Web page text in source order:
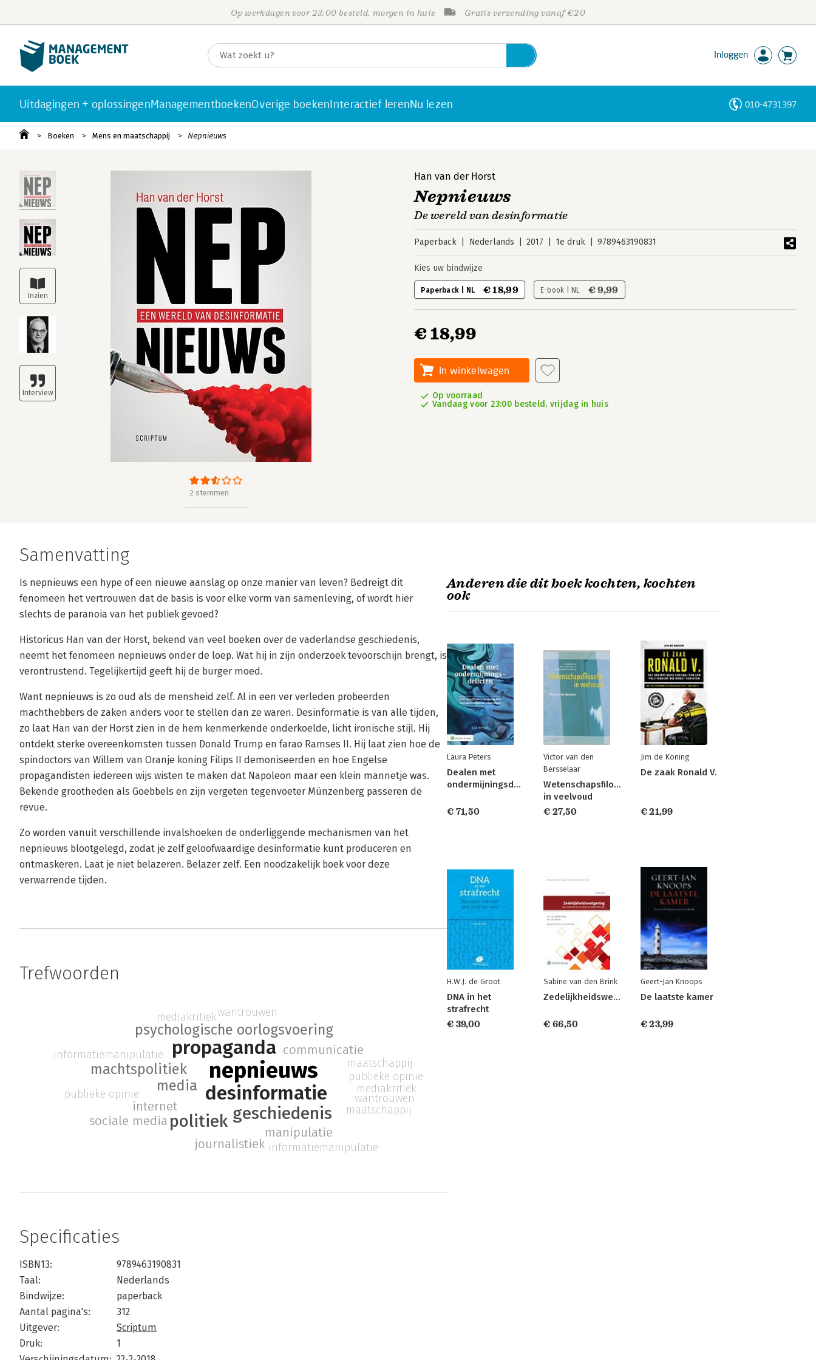
Op werkdagen voor 23:00 besteld, morgen in huis Gratis verzending vanaf €20
Inloggen
Uitdagingen + oplossingenManagementboekenOverige boekenInteractief lerenNu lezen 010-4731397
Boeken Mens en maatschappij Nepnieuws
2 stemmen
Han van der Horst
Nepnieuws
De wereld van desinformatie
Paperback Nederlands 2017 1e druk 9789463190831
Kies uw bindwijze
Paperback | NL € 18,99 E-book | NL € 9,99
€ 18,99
In winkelwagen
Op voorraad
Vandaag voor 23:00 besteld, vrijdag in huis
Samenvatting
Is nepnieuws een hype of een nieuwe aanslag op onze manier van leven? Bedreigt dit
fenomeen het vertrouwen dat de basis is voor elke vorm van samenleving, of wordt hier
slechts de paranoia van het publiek gevoed?
Historicus Han van der Horst, bekend van veel boeken over de vaderlandse geschiedenis,
neemt het fenomeen nepnieuws onder de loep. Wat hij in zijn onderzoek tevoorschijn brengt, is
verontrustend. Tegelijkertijd geeft hij de burger moed.
Want nepnieuws is zo oud als de mensheid zelf. Al in een ver verleden probeerden
machthebbers de zaken anders voor te stellen dan ze waren. Desinformatie is van alle tijden,
zo laat Han van der Horst zien in de hem kenmerkende onderkoelde, licht ironische stijl. Hij
ontdekt sterke overeenkomsten tussen Donald Trump en farao Ramses II. Hij laat zien hoe de
spindoctors van Willem van Oranje koning Filips II demoniseerden en hoe Engelse
propagandisten iedereen wijs wisten te maken dat Napoleon maar een klein mannetje was.
Bekende grootheden als Goebbels en zijn vergeten tegenvoeter Münzenberg passeren de
revue.
Zo worden vanuit verschillende invalshoeken de onderliggende mechanismen van het
nepnieuws blootgelegd, zodat je zelf geloofwaardige desinformatie kunt produceren en
ontmaskeren. Laat je niet belazeren. Belazer zelf. Een noodzakelijk boek voor deze
verwarrende tijden.
Trefwoorden
nepnieuws
desinformatie
propaganda
geschiedenis
politiek
media
machtspolitiek
psychologische oorlogsvoering
internet
communicatie
manipulatie
journalistiek
sociale media
publieke opinie
informatiemanipulatie
mediakritiekwantrouwen
maatschappij
publieke opinie
informatiemanipulatie
mediakritiek
wantrouwen
maatschappij
Specificaties
ISBN13:
9789463190831
Taal:
Nederlands
Bindwijze:
paperback
Aantal pagina's:
312
Uitgever:
Scriptum
Druk:
1
Anderen die dit boek kochten, kochten
ook
Laura Peters
Dealen met
ondermijningsdelicten
€ 71,50
Victor van den
Bersselaar
Wetenschapsfilosofie
in veelvoud
€ 27,50
Jim de Koning
De zaak Ronald V.
€ 21,99
H.W.J. de Groot
DNA in het
strafrecht
€ 39,00
Sabine van den Brink
Zedelijkheidswetgeving
€ 66,50
Geert-Jan Knoops
De laatste kamer
€ 23,99
Personen